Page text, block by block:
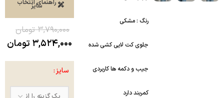
رنگ : مشکی
جلوی کت لایی کشی شده
جیب و دکمه ها کاربردی
کمربند دارد
راهنمای انتخاب
سایز
۳,۷۹۰,۰۰۰ تومان
۳,۵۲۴,۰۰۰ تومان
سایز